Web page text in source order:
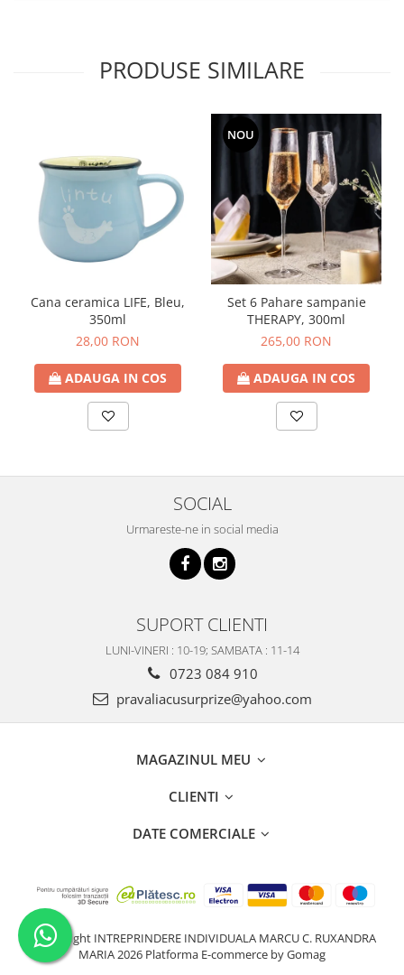
PRODUSE SIMILARE
Cana ceramica LIFE, Bleu,
350ml
28,00 RON
ADAUGA IN COS
NOU
Set 6 Pahare sampanie
THERAPY, 300ml
265,00 RON
ADAUGA IN COS
SOCIAL
Urmareste-ne in social media
SUPORT CLIENTI
LUNI-VINERI : 10-19; SAMBATA : 11-14
0723 084 910
pravaliacusurprize@yahoo.com
MAGAZINUL MEU
CLIENTI
DATE COMERCIALE
©Copyright INTREPRINDERE INDIVIDUALA MARCU C. RUXANDRA
MARIA 2026 Platforma E-commerce by Gomag